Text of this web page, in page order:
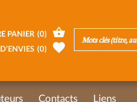
PANIER (0)
(0)
Contacts Liens